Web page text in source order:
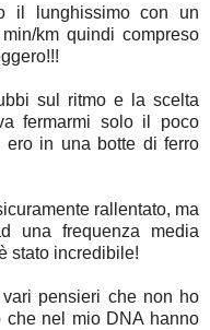
il lunghissimo con un
km quindi compreso
sul ritmo e la scelta
fermarmi solo il poco
ero in una botte di ferro
rallentato, ma
una frequenza media
stato incredibile!
pensieri che non ho
nel mio DNA hanno